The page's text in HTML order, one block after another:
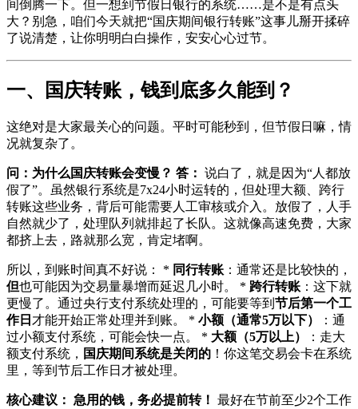
间倒腾一下。但一想到节假日银行的系统……是不是有点头
大？别急，咱们今天就把“国庆期间银行转账”这事儿掰开揉碎
了说清楚，让你明明白白操作，安安心心过节。
一、国庆转账，钱到底多久能到？
这绝对是大家最关心的问题。平时可能秒到，但节假日嘛，情
况就复杂了。
问：为什么国庆转账会变慢？ 答： 说白了，就是因为“人都放
假了”。虽然银行系统是7x24小时运转的，但处理大额、跨行
转账这些业务，背后可能需要人工审核或介入。放假了，人手
自然就少了，处理队列就排起了长队。这就像高速免费，大家
都挤上去，路就那么宽，肯定堵啊。
所以，到账时间真不好说： * 同行转账 ：通常还是比较快的，
但也可能因为交易量暴增而延迟几小时。 * 跨行转账 ：这下就
更慢了。通过央行支付系统处理的，可能要等到 节后第一个工
作日 才能开始正常处理并到账。 * 小额（通常5万以下）
：通
过小额支付系统，可能会快一点。 * 大额（5万以上）
：走大
额支付系统， 国庆期间系统是关闭的 ！你这笔交易会卡在系统
里，等到节后工作日才被处理。
核心建议： 急用的钱，务必提前转！ 最好在节前至少2个工作